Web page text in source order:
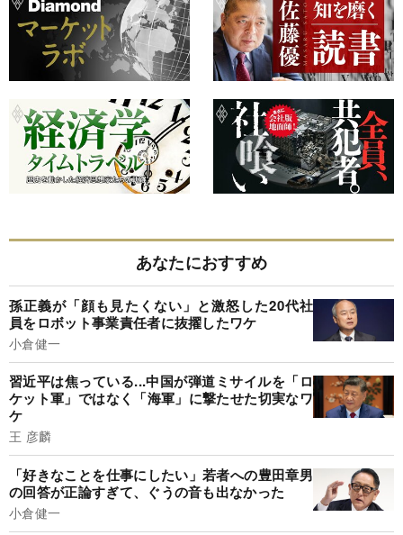
あなたにおすすめ
孫正義が「顔も見たくない」と激怒した20代社
員をロボット事業責任者に抜擢したワケ
小倉健一
習近平は焦っている...中国が弾道ミサイルを「ロ
ケット軍」ではなく「海軍」に撃たせた切実なワ
ケ
王 彦麟
「好きなことを仕事にしたい」若者への豊田章男
の回答が正論すぎて、ぐうの音も出なかった
小倉健一